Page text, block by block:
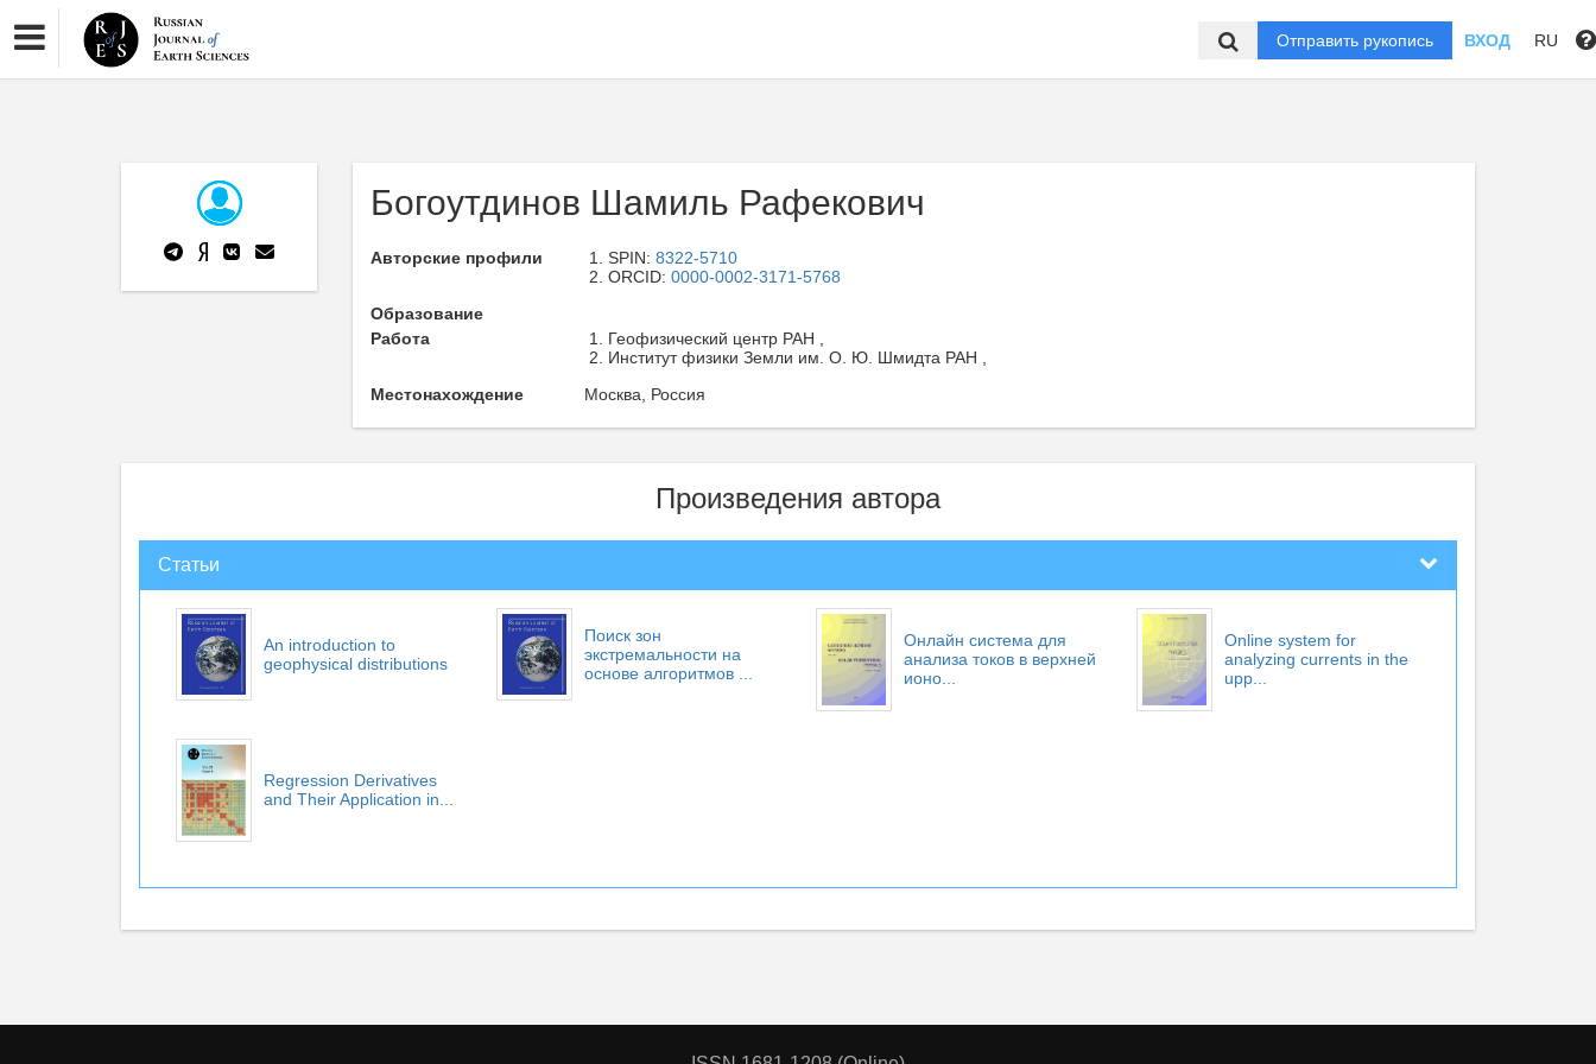
Отправить рукопись ВХОД RU
Богоутдинов Шамиль Рафекович
Авторские профили SPIN: 8322-5710
ORCID: 0000-0002-3171-5768
Образование
Работа
Геофизический центр РАН ,
Институт физики Земли им. О. Ю. Шмидта РАН ,
Местонахождение
Москва, Россия
Произведения автора
Статьи
An introduction to
geophysical distributions
Поиск зон
экстремальности на
основе алгоритмов ...
Онлайн система для
анализа токов в верхней
ионо...
Online system for
analyzing currents in the
upp...
Regression Derivatives
and Their Application in...